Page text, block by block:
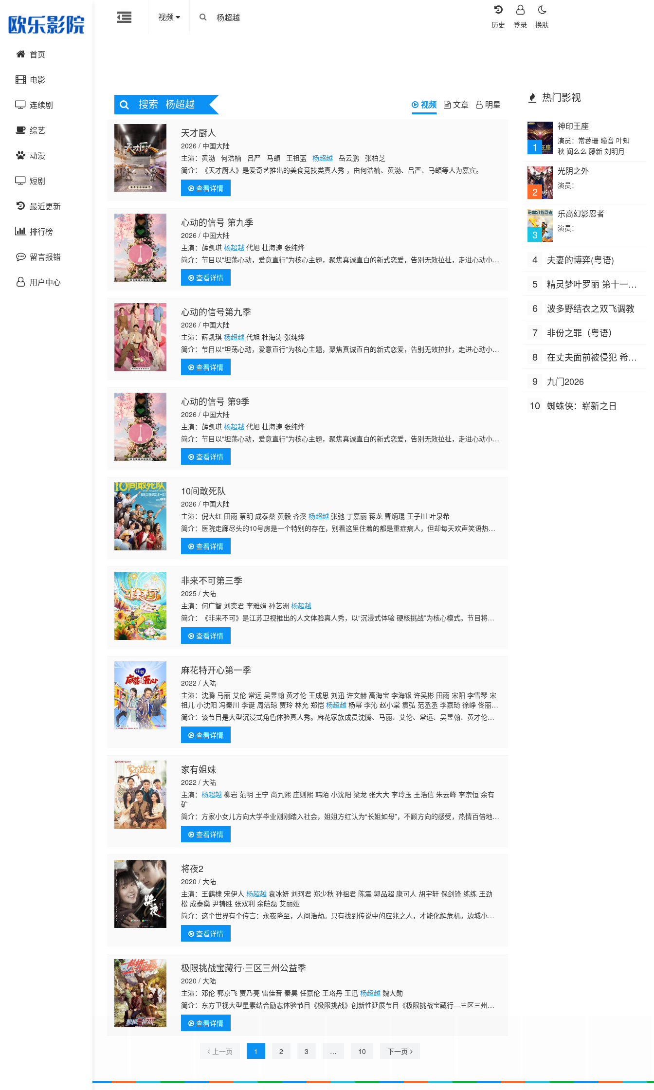
视频
换肤
登录
历史
首页
电影
动作片
喜剧片
爱情片
科幻片
恐怖片
剧情片
战争片
悬疑片
连续剧
国产剧
港台剧
日韩剧
欧美剧
泰国剧
综艺
大陆综艺
日韩综艺
港台综艺
欧美综艺
动漫
国产动漫
日韩动漫
欧美动漫
短剧
最近更新
排行榜
留言报错
用户中心
搜索 杨超越 视频 文章 明星
天才厨人
2026 / 中国大陆
主演：黄渤 何浩楠 吕严 马頔 王祖蓝杨超越 岳云鹏 张柏芝
简介：
《天才厨人》是爱奇艺推出的美食竞技类真人秀 ，由何浩楠、黄渤、吕严、马頔等人为嘉宾。
查看详情
心动的信号 第九季
2026 / 中国大陆
主演：薛凯琪杨超越 代旭 杜海涛 张纯烨
简介：节目以“坦荡心动，爱意直行”为核心主题，聚焦真诚直白的新式恋爱，告别无效拉扯，走进心动小
屋，见证单身青年之间萌生的浪漫情愫。
查看详情
心动的信号第九季
2026 / 中国大陆
主演：薛凯琪杨超越 代旭 杜海涛 张纯烨
简介：节目以“坦荡心动，爱意直行”为核心主题，聚焦真诚直白的新式恋爱，告别无效拉扯，走进心动小
屋，见证单身青年之间萌生的浪漫情愫。
查看详情
心动的信号 第9季
2026 / 中国大陆
主演：薛凯琪杨超越 代旭 杜海涛 张纯烨
简介：节目以“坦荡心动，爱意直行”为核心主题，聚焦真诚直白的新式恋爱，告别无效拉扯，走进心动小
屋，见证单身青年之间萌生的浪漫情愫。
查看详情
10间敢死队
2026 / 中国大陆
主演：倪大红 田雨 蔡明 成泰燊 黄毅 齐溪杨超越 张弛 丁嘉丽 蒋龙 曹炳琨 王子川 叶泉希
简介： 医院走廊尽头的10号房是一个特别的存在，别看这里住着的都是重症病人，但却每天欢声笑语热闹
非凡。而故事就从章小兵（蒋龙 饰）跳楼未遂的那天开始讲起…… 当一个一心求死的人，遇上一群拼
命想活的人，他在这
查看详情
非来不可第三季
2025 / 大陆
主演：何广智 刘奕君 李雅娟 孙艺洲杨超越
简介：
《非来不可》是江苏卫视推出的人文体验真人秀，以“沉浸式体验 硬核挑战”为核心模式。节目将艺
人好友组成“非来游学团”，去到不同城市地区，开启“真听真做真感受”的探索之旅。他们从地域文化的倾听
者、旁观者转
查看详情
麻花特开心第一季
2022 / 大陆
主演：沈腾 马丽 艾伦 常远 吴昱翰 黄才伦 王成思 刘迅 许文赫 高海宝 李海银 许吴彬 田雨 宋阳 李雪琴 宋
祖儿 小沈阳 冯秦川 李诞 周洁琼 贾玲 林允 郑恺杨超越 杨幂 李沁 赵小棠 袁弘 范丞丞 李嘉琦 徐峥 佟丽
娅 陶亮 王彦凯 李宗霖 赵一霖 许慧强 于健
简介：该节目是大型沉浸式角色体验真人秀。麻花家族成员沈腾、马丽、艾伦、常远、吴昱翰、黄才伦、
王成思、刘迅、许文赫、高海宝、李海银和许吴彬共同加盟。作为开心麻花首档团综，开心麻花走下舞
台，以真人秀的方式，
查看详情
家有姐妹
2022 / 大陆
主演：杨超越 柳岩 范明 王宁 尚九熙 庄则熙 韩陌 小沈阳 梁龙 张大大 李玲玉 王浩信 朱云峰 李宗恒 余有
矿
简介： 方家小女儿方向大学毕业刚刚踏入社会，姐姐方红认为“长姐如母”，不顾方向的感受，热情百倍地不
断介入妹妹的工作和生活。性格迥异、观念不同的两姐妹不断发生摩擦和碰撞，使这个本来和睦亲密的家
庭，整天处在姐
查看详情
将夜2
2020 / 大陆
主演：王鹤棣 宋伊人杨超越 袁冰妍 刘珂君 郑少秋 孙祖君 陈震 郭品超 康可人 胡宇轩 保剑锋 练练 王劲
松 成泰燊 尹铸胜 张双利 余皑磊 艾丽娅
简介：这个世界有个传言：永夜降至，人间浩劫。只有找到传说中的应兆之人，才能化解危机。边城小军
卒宁缺凭借坚韧意志，一路过关斩将走上了修行之路，成为了唐国的守护者。然而在野心家的撺掇下，世
人发现与宁缺青梅竹
查看详情
极限挑战宝藏行·三区三州公益季
2020 / 大陆
主演：邓伦 郭京飞 贾乃亮 雷佳音 秦昊 任嘉伦 王珞丹 王迅杨超越 魏大勋
简介： 东方卫视大型星素结合励志体验节目《极限挑战》创新性延展节目《极限挑战宝藏行—三区三州公
益季》8月2日起每周日21点档播出。极限男团成员雷佳音、岳云鹏、王迅、贾乃亮、邓伦、郭京飞，将携
手新成员杨超越
查看详情
上一页 1 2 3 … 10 下一页
热门影视
1
神印王座
演员：常蓉珊 瞳音 叶知
秋 阎么么 藤新 刘明月
2
光阴之外
演员：
3
乐高幻影忍者
演员：
4 夫妻的博弈(粤语)
5
精灵梦叶罗丽 第十一季
6 波多野结衣之双飞调教
7 非份之罪（粤语）
8
在丈夫面前被侵犯 希岛
9 九门2026
10 蜘蛛侠：崭新之日